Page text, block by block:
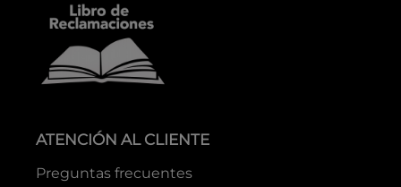
ATENCIÓN AL CLIENTE
Preguntas frecuentes